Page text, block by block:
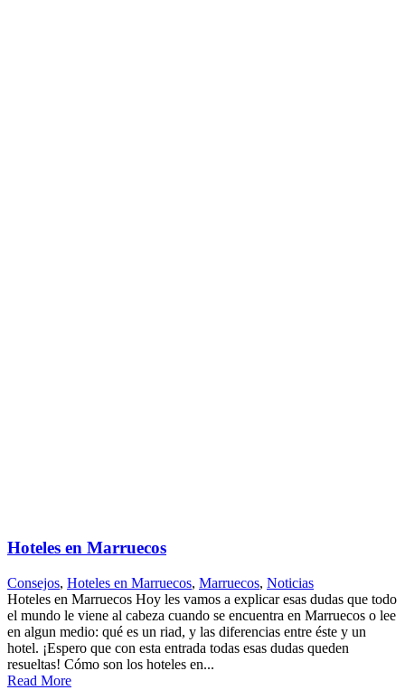
Hoteles en Marruecos
Consejos, Hoteles en Marruecos, Marruecos, Noticias
Hoteles en Marruecos Hoy les vamos a explicar esas dudas que todo
el mundo le viene al cabeza cuando se encuentra en Marruecos o lee
en algun medio: qué es un riad, y las diferencias entre éste y un
hotel. ¡Espero que con esta entrada todas esas dudas queden
resueltas! Cómo son los hoteles en...
Read More